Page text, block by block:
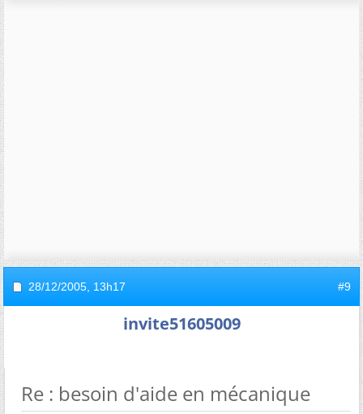
28/12/2005, 13h17 #9
invite51605009
Re : besoin d'aide en mécanique